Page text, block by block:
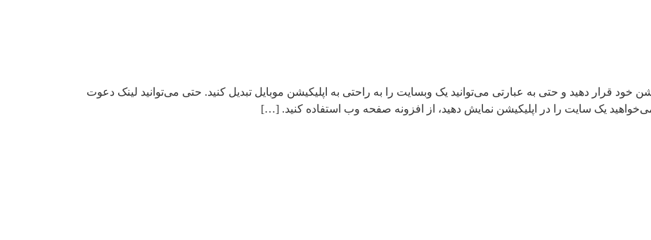
خود قرار دهید و حتی به عبارتی می‌توانید یک وبسایت را به راحتی به اپلیکیشن موبایل تبدیل کنید. حتی می‌توانید لینک دعوت
یک سایت را در اپلیکیشن نمایش دهید، از افزونه صفحه وب استفاده کنید. […]